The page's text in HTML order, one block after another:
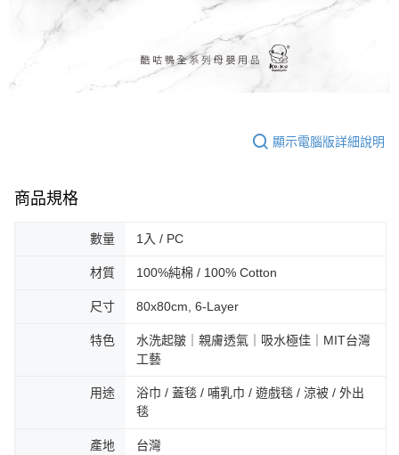
顯示電腦版詳細說明
商品規格
數量 1入 / PC
材質 100%純棉 / 100% Cotton
尺寸 80x80cm, 6-Layer
特色
水洗起皺｜親膚透氣｜吸水極佳｜MIT台灣
工藝
用途
浴巾 / 蓋毯 / 哺乳巾 / 遊戲毯 / 涼被 / 外出
毯
產地 台灣